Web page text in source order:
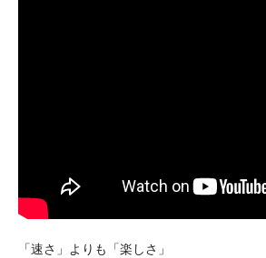
「速さ」よりも「楽しさ」